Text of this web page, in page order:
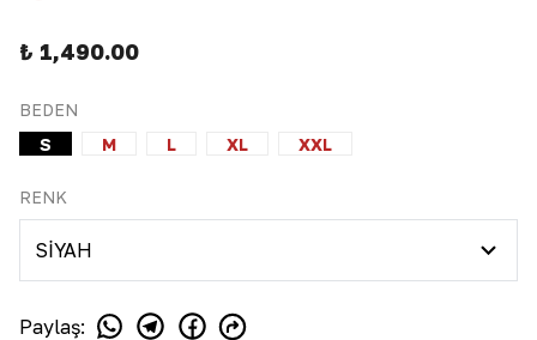
₺ 1,490.00
BEDEN
S
M L XL XXL
RENK
Paylaş: